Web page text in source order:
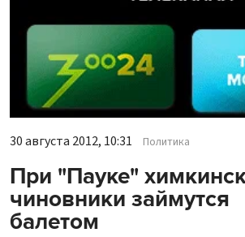
30 августа 2012, 10:31 Политика
При "Пауке"
чиновники займутся
балетом